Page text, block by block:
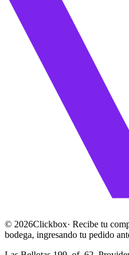
© 2026Clickbox· Recibe tu
bodega, ingresando tu pedido